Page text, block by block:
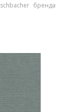
бренда